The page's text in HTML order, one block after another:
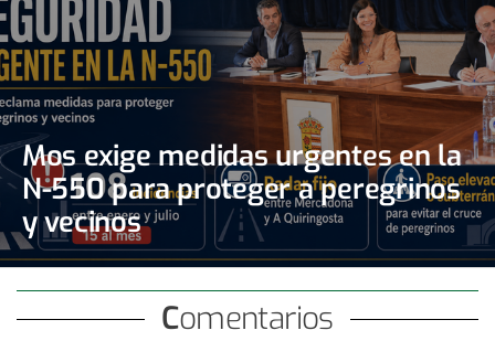
Mos exige medidas urgentes en la
N-550 para proteger a peregrinos
y vecinos
Comentarios